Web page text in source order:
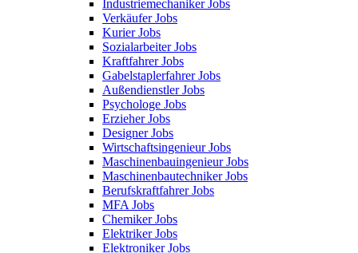
Industriemechaniker Jobs
Verkäufer Jobs
Kurier Jobs
Sozialarbeiter Jobs
Kraftfahrer Jobs
Gabelstaplerfahrer Jobs
Außendienstler Jobs
Psychologe Jobs
Erzieher Jobs
Designer Jobs
Wirtschaftsingenieur Jobs
Maschinenbauingenieur Jobs
Maschinenbautechniker Jobs
Berufskraftfahrer Jobs
MFA Jobs
Chemiker Jobs
Elektriker Jobs
Elektroniker Jobs